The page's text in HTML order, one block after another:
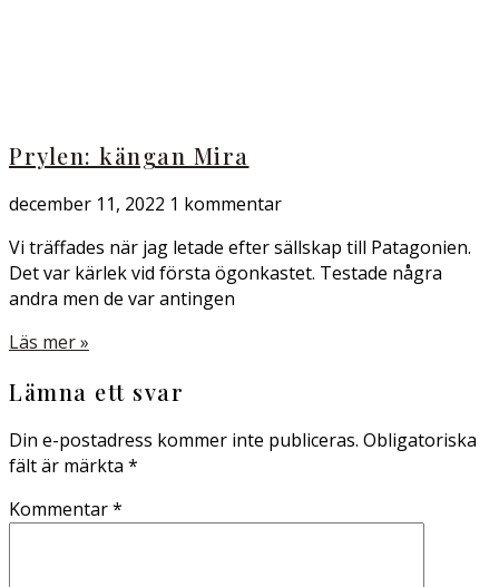
Prylen: kängan Mira
december 11, 2022 1 kommentar
Vi träffades när jag letade efter sällskap till Patagonien.
Det var kärlek vid första ögonkastet. Testade några
andra men de var antingen
Läs mer »
Lämna ett svar
Din e-postadress kommer inte publiceras. Obligatoriska
fält är märkta *
Kommentar*